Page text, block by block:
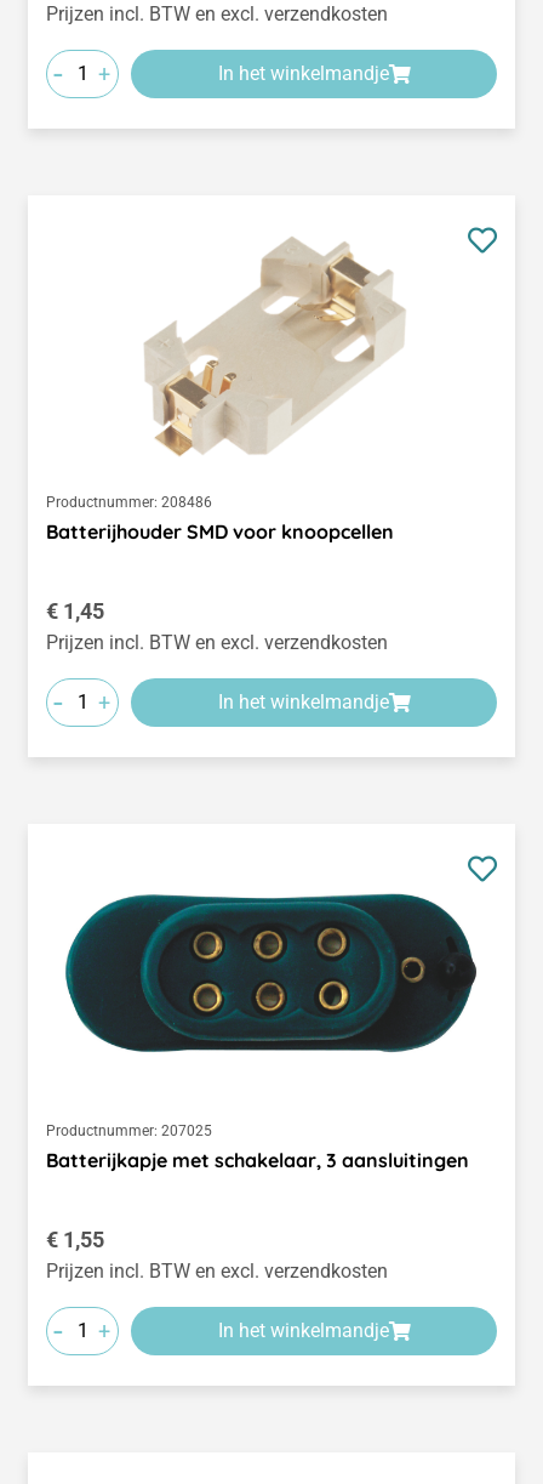
Prijzen incl. BTW en excl. verzendkosten
- + In het winkelmandje
Productnummer: 208486
Batterijhouder SMD voor knoopcellen
Normale prijs:
€ 1,45
Prijzen incl. BTW en excl. verzendkosten
- + In het winkelmandje
Productnummer: 207025
Batterijkapje met schakelaar, 3 aansluitingen
Normale prijs:
€ 1,55
Prijzen incl. BTW en excl. verzendkosten
- + In het winkelmandje